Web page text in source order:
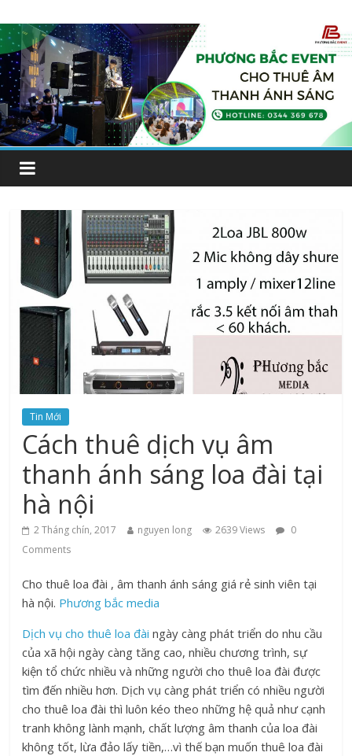
Tin Mới
Cách thuê dịch vụ âm
thanh ánh sáng loa đài tại
hà nội
2 Tháng chín, 2017 nguyen long 2639 Views
0
Comments
Cho thuê loa đài , âm thanh ánh sáng giá rẻ sinh viên tại
hà nội. Phương bắc media
Dịch vụ cho thuê loa đài ngày càng phát triển do nhu cầu
của xã hội ngày càng tăng cao, nhiều chương trình, sự
kiện tổ chức nhiều và những người cho thuê loa đài được
tìm đến nhiều hơn. Dịch vụ càng phát triển có nhiều người
cho thuê loa đài thì luôn kéo theo những hệ quả như cạnh
tranh không lành mạnh, chất lượng âm thanh của loa đài
không tốt, lừa đảo lấy tiền,…vì thế bạn muốn thuê loa đài